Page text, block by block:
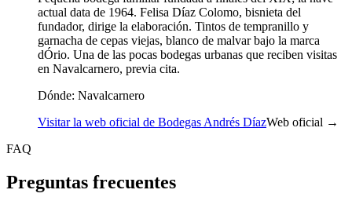
actual data de 1964. Felisa Díaz Colomo, bisnieta del
fundador, dirige la elaboración. Tintos de tempranillo y
garnacha de cepas viejas, blanco de malvar bajo la marca
dÓrio. Una de las pocas bodegas urbanas que reciben visitas
en Navalcarnero, previa cita.
Dónde: Navalcarnero
Visitar la web oficial de Bodegas Andrés DíazWeb oficial →
FAQ
Preguntas frecuentes